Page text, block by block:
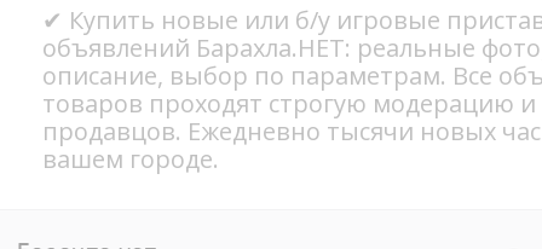
✔ Купить новые или б/у игровые
объявлений Барахла.НЕТ: реальные
описание, выбор по параметрам. Все
товаров проходят строгую модерацию
продавцов. Ежедневно тысячи новых
вашем городе.